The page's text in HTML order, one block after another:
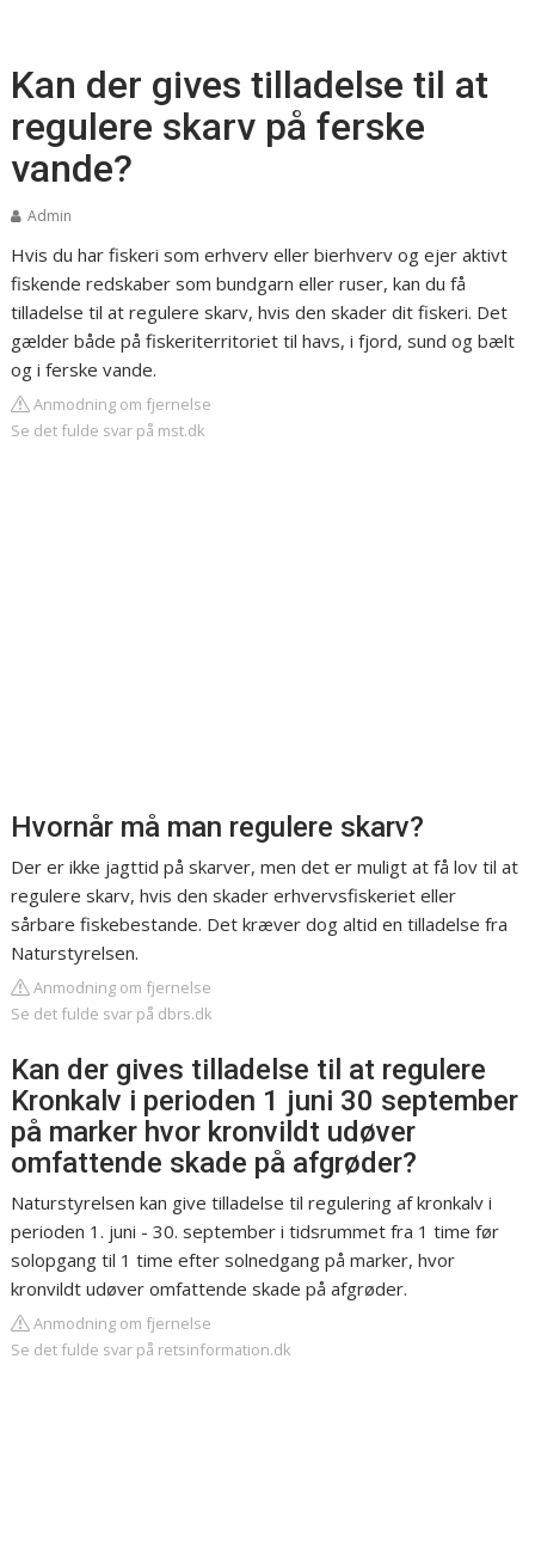
Kan der gives tilladelse til at
regulere skarv på ferske
vande?
Admin
Hvis du har fiskeri som erhverv eller bierhverv og ejer aktivt
fiskende redskaber som bundgarn eller ruser, kan du få
tilladelse til at regulere skarv, hvis den skader dit fiskeri. Det
gælder både på fiskeriterritoriet til havs, i fjord, sund og bælt
og i ferske vande.
Anmodning om fjernelse
Se det fulde svar på mst.dk
Hvornår må man regulere skarv?
Der er ikke jagttid på skarver, men det er muligt at få lov til at
regulere skarv, hvis den skader erhvervsfiskeriet eller
sårbare fiskebestande. Det kræver dog altid en tilladelse fra
Naturstyrelsen.
Anmodning om fjernelse
Se det fulde svar på dbrs.dk
Kan der gives tilladelse til at regulere
Kronkalv i perioden 1 juni 30 september
på marker hvor kronvildt udøver
omfattende skade på afgrøder?
Naturstyrelsen kan give tilladelse til regulering af kronkalv i
perioden 1. juni - 30. september i tidsrummet fra 1 time før
solopgang til 1 time efter solnedgang på marker, hvor
kronvildt udøver omfattende skade på afgrøder.
Anmodning om fjernelse
Se det fulde svar på retsinformation.dk